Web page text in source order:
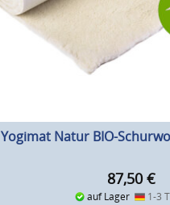
Yogimat Natur BIO-
87,50 €
auf Lager 1-3